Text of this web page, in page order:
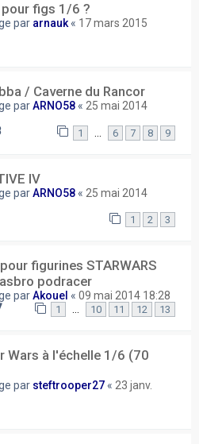
figs 1/6 ?
par arnauk« 17 mars 2015
/ Caverne du Rancor
parARNO58 « 25 mai 2014
1 6 7 8 9
IV
parARNO58 « 25 mai 2014
1 2 3
figurines STARWARS
podracer
parAkouel « 09 mai 2014 18:28
1 10 11 12 13
Wars à l'échelle 1/6 (70
par steftrooper27 « 23 janv.